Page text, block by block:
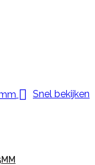
 Snel bekijken